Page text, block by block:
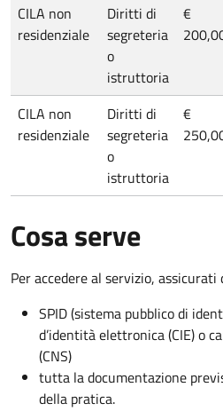
CILA non
residenziale
Diritti di
segreteria
o
istruttoria
€
CILA non
residenziale
Diritti di
segreteria
o
istruttoria
€
Cosa serve
Per accedere al servizio, assicurati
SPID (sistema pubblico di
d’identità elettronica (CIE) o
(CNS)
tutta la documentazione
della pratica.